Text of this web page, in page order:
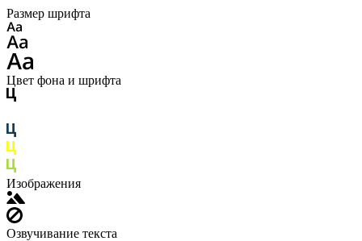
Размер шрифта
Цвет фона и шрифта
Изображения
Озвучивание текста